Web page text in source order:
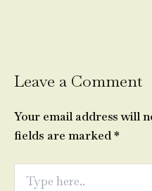
Leave a Comment
Your email address will
fields are marked*
here..